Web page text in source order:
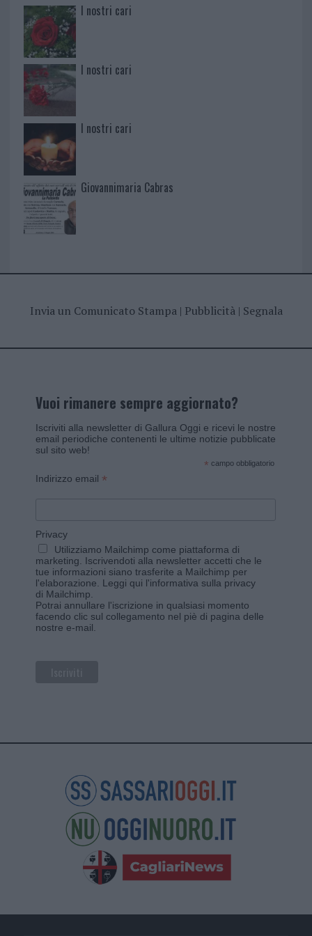
I nostri cari
I nostri cari
I nostri cari
Giovannimaria Cabras
Invia un Comunicato Stampa| Pubblicità| Segnala
Vuoi rimanere sempre aggiornato?
Iscriviti alla newsletter di Gallura Oggi e ricevi le nostre
email periodiche contenenti le ultime notizie pubblicate
sul sito web!
* campo obbligatorio
Indirizzo email *
Privacy
Utilizziamo Mailchimp come piattaforma di
marketing. Iscrivendoti alla newsletter accetti che le
tue informazioni siano trasferite a Mailchimp per
l'elaborazione. Leggi qui l'informativa sulla privacy
di Mailchimp
Potrai annullare l'iscrizione in qualsiasi momento
facendo clic sul collegamento nel piè di pagina delle
nostre e-mail.